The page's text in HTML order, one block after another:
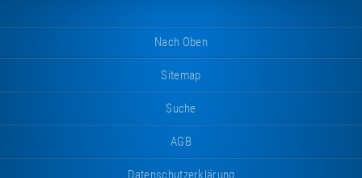
Nach Oben
Sitemap
Suche
AGB
Datenschutzerklärung